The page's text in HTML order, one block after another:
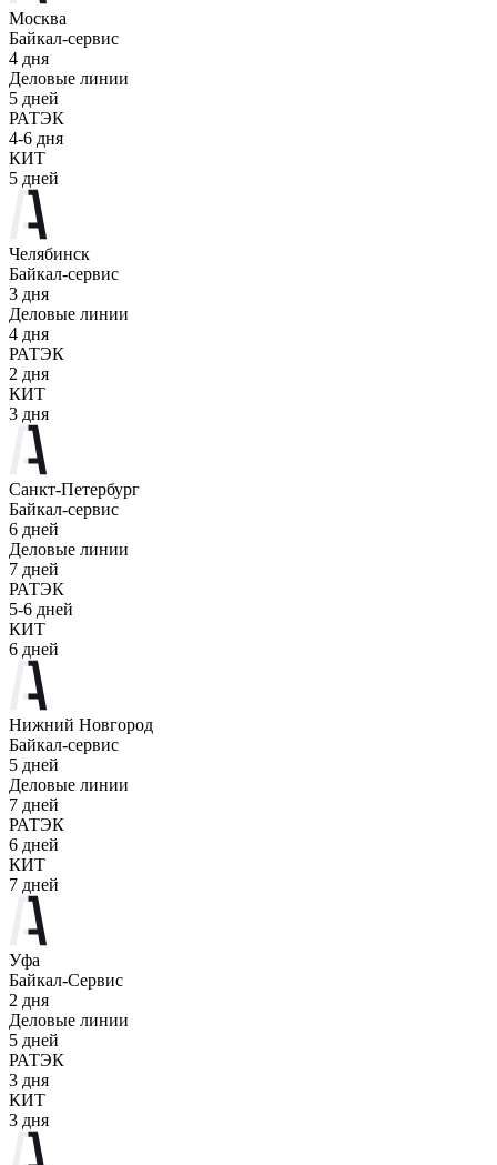
Москва
Байкал-сервис
4 дня
Деловые линии
5 дней
РАТЭК
4-6 дня
КИТ
5 дней
Челябинск
Байкал-сервис
3 дня
Деловые линии
4 дня
РАТЭК
2 дня
КИТ
3 дня
Санкт-Петербург
Байкал-сервис
6 дней
Деловые линии
7 дней
РАТЭК
5-6 дней
КИТ
6 дней
Нижний Новгород
Байкал-сервис
5 дней
Деловые линии
7 дней
РАТЭК
6 дней
КИТ
7 дней
Уфа
Байкал-Сервис
2 дня
Деловые линии
5 дней
РАТЭК
3 дня
КИТ
3 дня